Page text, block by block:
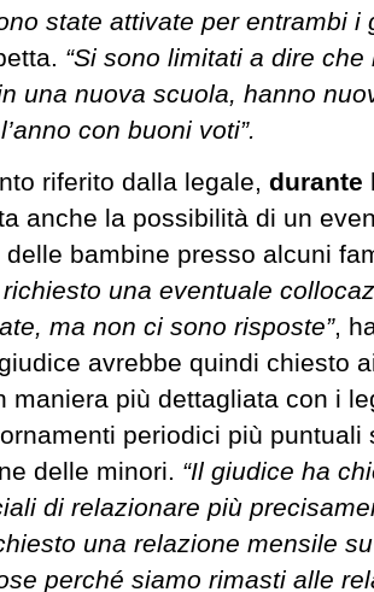
state attivate per entrambi i
“Si sono limitati a dire
una nuova scuola, hanno
con buoni voti”.
riferito dalla legale, durante
anche la possibilità di un
delle bambine presso alcuni
una eventuale
ma non ci sono risposte”,
avrebbe quindi chiesto
maniera più dettagliata con i
periodici più puntuali
delle minori. “Il giudice ha
di relazionare più
una relazione mensile
perché siamo rimasti alle